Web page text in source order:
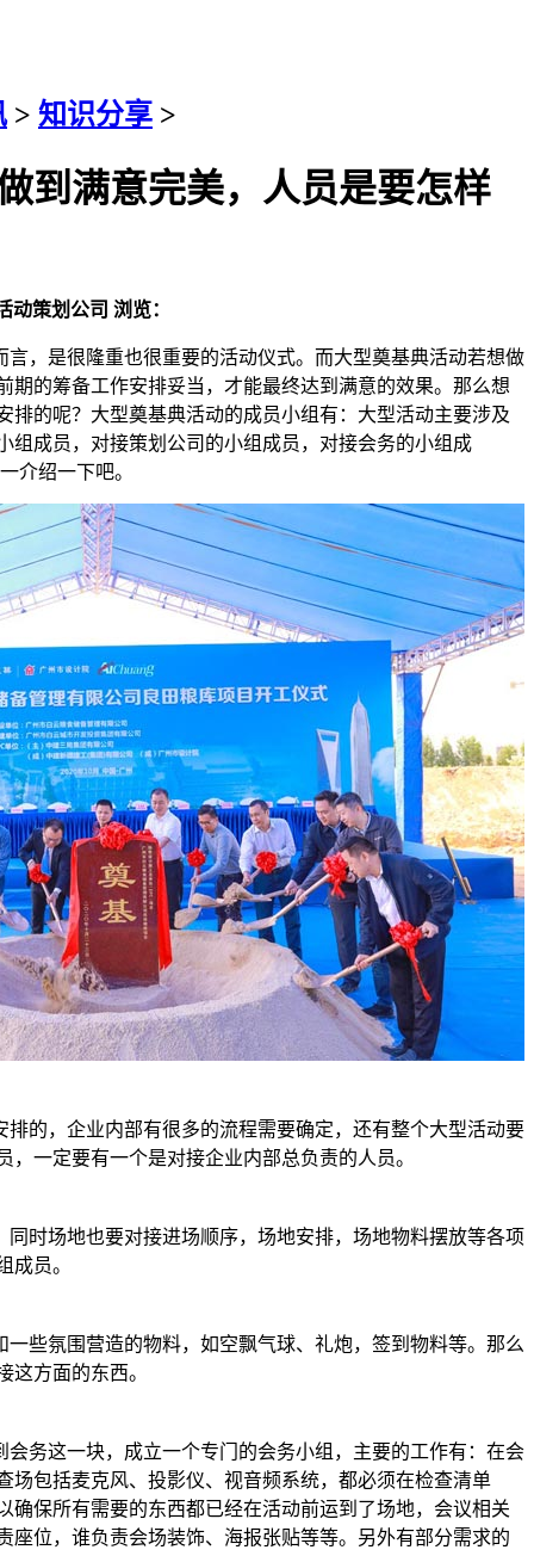
> 知识分享 >
到满意完美，人员是要怎样
动策划公司 浏览：
是很隆重也很重要的活动仪式。而大型奠基典活动若想做
期的筹备工作安排妥当，才能最终达到满意的效果。那么想
排的呢？大型奠基典活动的成员小组有：大型活动主要涉及
组成员，对接策划公司的小组成员，对接会务的小组成
介绍一下吧。
，企业内部有很多的流程需要确定，还有整个大型活动要
一定要有一个是对接企业内部总负责的人员。
场地也要对接进场顺序，场地安排，场地物料摆放等各项
成员。
氛围营造的物料，如空飘气球、礼炮，签到物料等。那么
这方面的东西。
这一块，成立一个专门的会务小组，主要的工作有：在会
场包括麦克风、投影仪、视音频系统，都必须在检查清单
确保所有需要的东西都已经在活动前运到了场地，会议相关
座位，谁负责会场装饰、海报张贴等等。另外有部分需求的